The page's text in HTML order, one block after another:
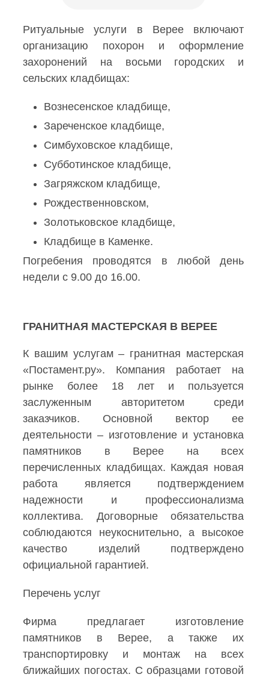
Ритуальные услуги в Верее включают
организацию похорон и оформление
захоронений на восьми городских и
сельских кладбищах:
Вознесенское кладбище,
Зареченское кладбище,
Симбуховское кладбище,
Субботинское кладбище,
Загряжском кладбище,
Рождественновском,
Золотьковское кладбище,
Кладбище в Каменке.
Погребения проводятся в любой день
недели с 9.00 до 16.00.
ГРАНИТНАЯ МАСТЕРСКАЯ В ВЕРЕЕ
К вашим услугам – гранитная мастерская
«Постамент.ру». Компания работает на
рынке более 18 лет и пользуется
заслуженным авторитетом среди
заказчиков. Основной вектор ее
деятельности – изготовление и установка
памятников в Верее на всех
перечисленных кладбищах. Каждая новая
работа является подтверждением
надежности и профессионализма
коллектива. Договорные обязательства
соблюдаются неукоснительно, а высокое
качество изделий подтверждено
официальной гарантией.
Перечень услуг
Фирма предлагает изготовление
памятников в Верее, а также их
транспортировку и монтаж на всех
ближайших погостах. С образцами готовой